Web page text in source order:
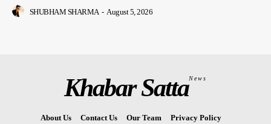
SHUBHAM SHARMA - August 5, 2026
Khabar SattaNews
About Us Contact Us Our Team
Privacy Policy